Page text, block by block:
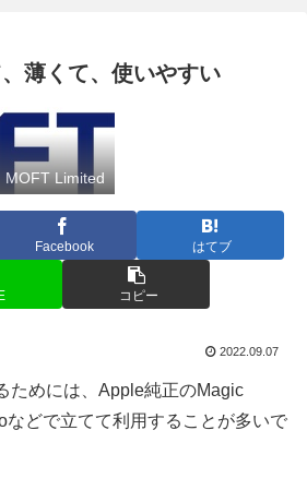
薄くて、使いやすい
MOFT Limited
Facebook はてブ
コピー
2022.09.07
ためには、Apple純正のMagic
などで立てて利用することが多いで